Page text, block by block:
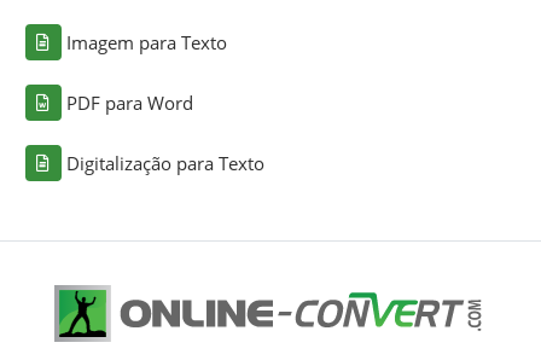
Imagem para Texto
PDF para Word
Digitalização para Texto